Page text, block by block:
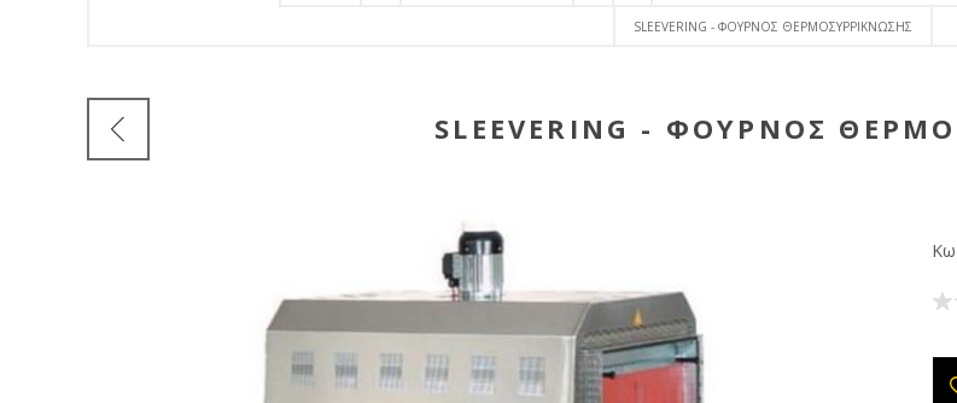
SLEEVERING - ΦΟΎΡΝΟΣ ΘΕΡΜΟΣΥΡΡΊΚΝΩΣΗΣ
SLEEVERING - ΦΟΎΡΝΟΣ